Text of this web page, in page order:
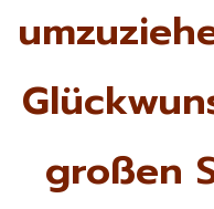
großen